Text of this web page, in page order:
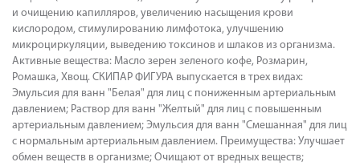
и очищению капилляров, увеличению насыщения крови
кислородом, стимулированию лимфотока, улучшению
микроциркуляции, выведению токсинов и шлаков из организма.
Активные вещества: Масло зерен зеленого кофе, Розмарин,
Ромашка, Хвощ. СКИПАР ФИГУРА выпускается в трех видах:
Эмульсия для ванн "Белая" для лиц с пониженным артериальным
давлением; Раствор для ванн "Желтый" для лиц с повышенным
артериальным давлением; Эмульсия для ванн "Смешанная" для лиц
с нормальным артериальным давлением. Преимущества: Улучшает
обмен веществ в организме; Очищают от вредных веществ;